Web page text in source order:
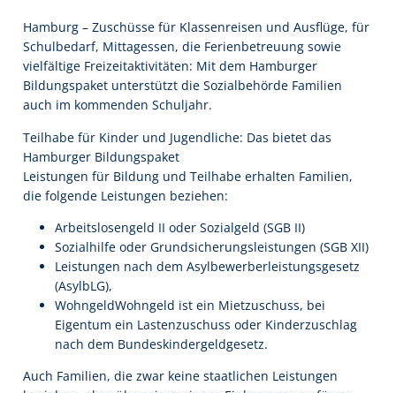
Hamburg – Zuschüsse für Klassenreisen und Ausflüge, für
Schulbedarf, Mittagessen, die Ferienbetreuung sowie
vielfältige Freizeitaktivitäten: Mit dem Hamburger
Bildungspaket unterstützt die Sozialbehörde Familien
auch im kommenden Schuljahr.
Teilhabe für Kinder und Jugendliche: Das bietet das
Hamburger Bildungspaket
Leistungen für Bildung und Teilhabe erhalten Familien,
die folgende Leistungen beziehen:
Arbeitslosengeld II oder Sozialgeld (SGB II)
Sozialhilfe oder Grundsicherungsleistungen (SGB XII)
Leistungen nach dem Asylbewerberleistungsgesetz
(AsylbLG),
WohngeldWohngeld ist ein Mietzuschuss, bei
Eigentum ein Lastenzuschuss oder Kinderzuschlag
nach dem Bundeskindergeldgesetz.
Auch Familien, die zwar keine staatlichen Leistungen